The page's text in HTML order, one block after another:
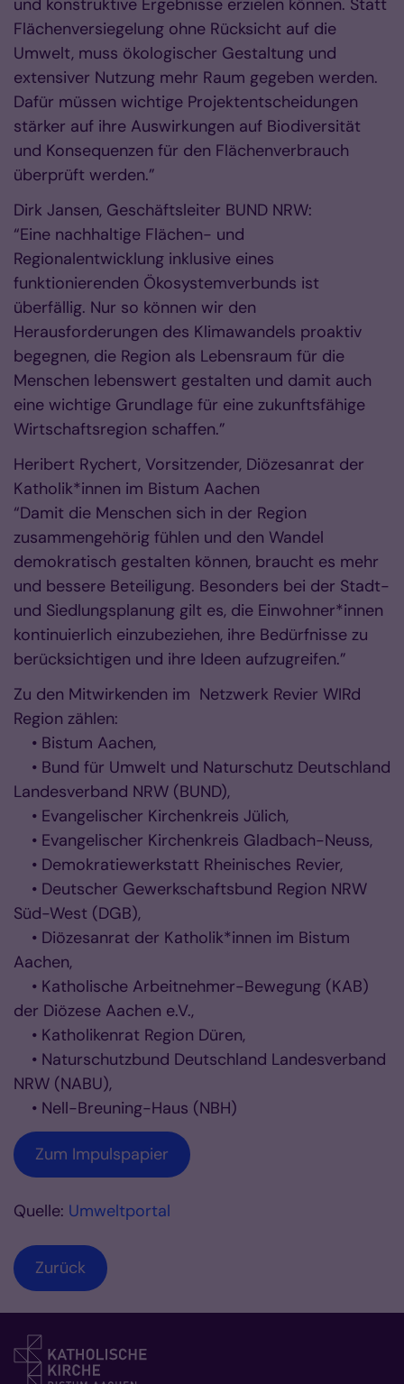
und konstruktive Ergebnisse erzielen können. Statt
Flächenversiegelung ohne Rücksicht auf die
Umwelt, muss ökologischer Gestaltung und
extensiver Nutzung mehr Raum gegeben werden.
Dafür müssen wichtige Projektentscheidungen
stärker auf ihre Auswirkungen auf Biodiversität
und Konsequenzen für den Flächenverbrauch
überprüft werden.”
Dirk Jansen, Geschäftsleiter BUND NRW:
“Eine nachhaltige Flächen- und
Regionalentwicklung inklusive eines
funktionierenden Ökosystemverbunds ist
überfällig. Nur so können wir den
Herausforderungen des Klimawandels proaktiv
begegnen, die Region als Lebensraum für die
Menschen lebenswert gestalten und damit auch
eine wichtige Grundlage für eine zukunftsfähige
Wirtschaftsregion schaffen.”
Heribert Rychert, Vorsitzender, Diözesanrat der
Katholik*innen im Bistum Aachen
“Damit die Menschen sich in der Region
zusammengehörig fühlen und den Wandel
demokratisch gestalten können, braucht es mehr
und bessere Beteiligung. Besonders bei der Stadt-
und Siedlungsplanung gilt es, die Einwohner*innen
kontinuierlich einzubeziehen, ihre Bedürfnisse zu
berücksichtigen und ihre Ideen aufzugreifen.”
Zu den Mitwirkenden im Netzwerk Revier WIRd
Region zählen:
• Bistum Aachen,
• Bund für Umwelt und Naturschutz Deutschland
Landesverband NRW (BUND),
• Evangelischer Kirchenkreis Jülich,
• Evangelischer Kirchenkreis Gladbach-Neuss,
• Demokratiewerkstatt Rheinisches Revier,
• Deutscher Gewerkschaftsbund Region NRW
Süd-West (DGB),
• Diözesanrat der Katholik*innen im Bistum
Aachen,
• Katholische Arbeitnehmer-Bewegung (KAB)
der Diözese Aachen e.V.,
• Katholikenrat Region Düren,
• Naturschutzbund Deutschland Landesverband
NRW (NABU),
• Nell-Breuning-Haus (NBH)
Zum Impulspapier
Quelle: Umweltportal
Zurück